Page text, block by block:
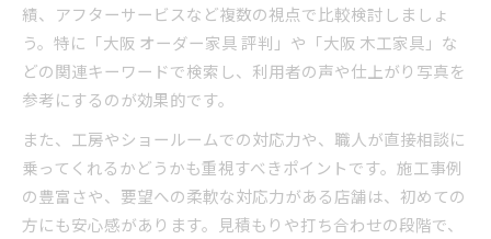
績、アフターサービスなど複数の視点で比較検討しましょ
う。特に「大阪 オーダー家具 評判」や「大阪 木工家具」な
どの関連キーワードで検索し、利用者の声や仕上がり写真を
参考にするのが効果的です。
また、工房やショールームでの対応力や、職人が直接相談に
乗ってくれるかどうかも重視すべきポイントです。施工事例
の豊富さや、要望への柔軟な対応力がある店舗は、初めての
方にも安心感があります。見積もりや打ち合わせの段階で、